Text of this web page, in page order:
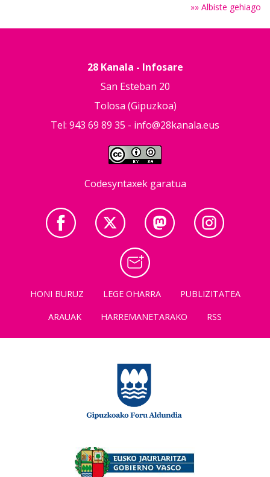
»» Albiste gehiago
28 Kanala - Infosare
San Esteban 20
Tolosa (Gipuzkoa)
Tel: 943 69 89 35 - info@28kanala.eus
Codesyntaxek garatua
HONI BURUZ LEGE OHARRA
PUBLIZITATEA
ARAUAK
HARREMANETARAKO RSS